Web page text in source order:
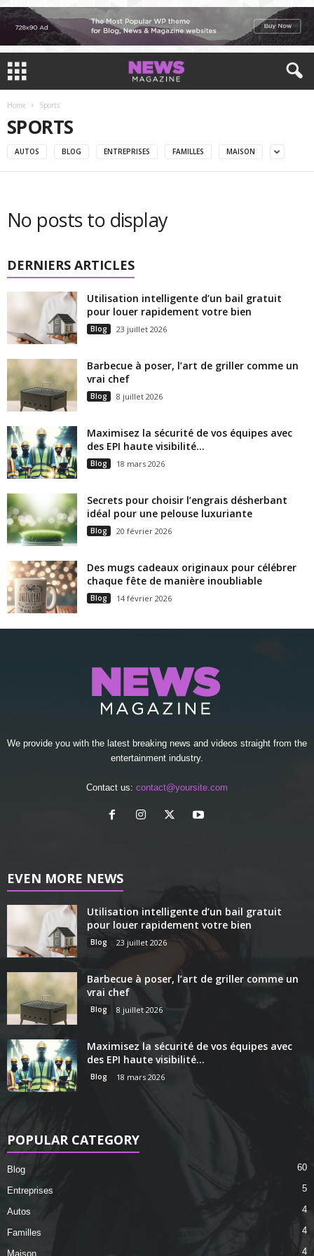
Home Sports
SPORTS
AUTOS BLOG ENTREPRISES FAMILLES MAISON
No posts to display
DERNIERS ARTICLES
Utilisation intelligente d’un bail gratuit
pour louer rapidement votre bien
Blog 23 juillet 2026
Barbecue à poser, l’art de griller comme un
vrai chef
Blog 8 juillet 2026
Maximisez la sécurité de vos équipes avec
des EPI haute visibilité...
Blog 18 mars 2026
Secrets pour choisir l’engrais désherbant
idéal pour une pelouse luxuriante
Blog 20 février 2026
Des mugs cadeaux originaux pour célébrer
chaque fête de manière inoubliable
Blog 14 février 2026
We provide you with the latest breaking news and videos straight from the
entertainment industry.
Contact us: contact@yoursite.com
EVEN MORE NEWS
Utilisation intelligente d’un bail gratuit
pour louer rapidement votre bien
Blog 23 juillet 2026
Barbecue à poser, l’art de griller comme un
vrai chef
Blog 8 juillet 2026
Maximisez la sécurité de vos équipes avec
des EPI haute visibilité...
Blog 18 mars 2026
POPULAR CATEGORY
Blog 60
Entreprises 5
Autos 4
Familles 4
Maison 4